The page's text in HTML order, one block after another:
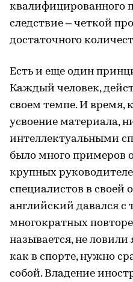
квалифицированного
следствие – четкой
достаточного
Есть и еще один
Каждый человек,
своем темпе. И время,
усвоение материала,
интеллектуальными
было много примеров
крупных
специалистов в своей
английский давался с
многократных
называется, не ловили
как в спорте, нужно
собой. Владение